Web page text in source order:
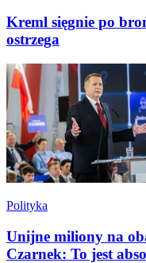
Kreml sięgnie po
ostrzega
Polityka
Unijne miliony na
Czarnek: To jest